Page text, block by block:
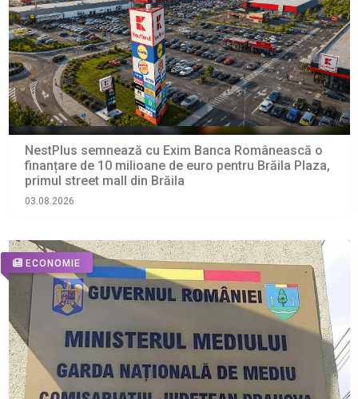
NestPlus semnează cu Exim Banca Românească o
finanțare de 10 milioane de euro pentru Brăila Plaza,
primul street mall din Brăila
03.08.2026
ECONOMIE